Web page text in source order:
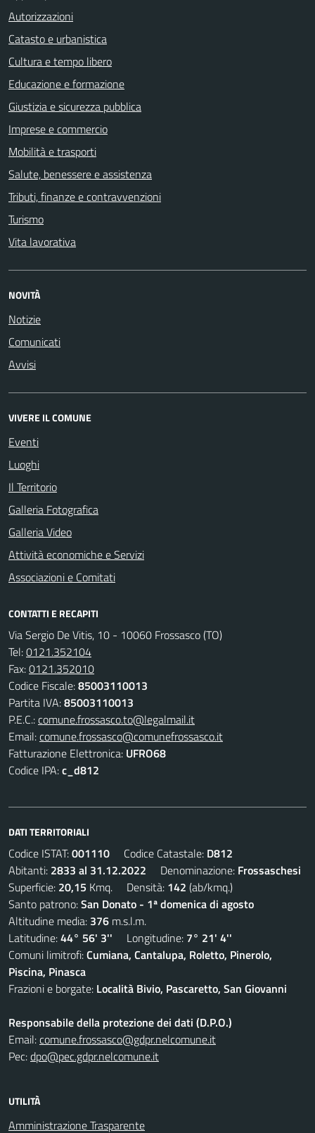
Autorizzazioni
Catasto e urbanistica
Cultura e tempo libero
Educazione e formazione
Giustizia e sicurezza pubblica
Imprese e commercio
Mobilità e trasporti
Salute, benessere e assistenza
Tributi, finanze e contravvenzioni
Turismo
Vita lavorativa
NOVITÀ
Notizie
Comunicati
Avvisi
VIVERE IL COMUNE
Eventi
Luoghi
Il Territorio
Galleria Fotografica
Galleria Video
Attività economiche e Servizi
Associazioni e Comitati
CONTATTI E RECAPITI
Via Sergio De Vitis, 10 - 10060 Frossasco (TO)
Tel:0121.352104
Fax:0121.352010
Codice Fiscale:85003110013
Partita IVA:85003110013
P.E.C.:comune.frossasco.to@legalmail.it
Email:comune.frossasco@comunefrossasco.it
Fatturazione Elettronica: UFRO68
Codice IPA:c_d812
DATI TERRITORIALI
Codice ISTAT:001110 Codice Catastale: D812
Abitanti: 2833 al 31.12.2022 Denominazione: Frossaschesi
Superficie: 20,15 Kmq. Densità: 142 (ab/kmq.)
Santo patrono:San Donato - 1ª domenica di agosto
Altitudine media: 376 m.s.l.m.
Latitudine:44° 56' 3'' Longitudine: 7° 21' 4''
Comuni limitrofi:Cumiana, Cantalupa, Roletto, Pinerolo,
Piscina, Pinasca
Frazioni e borgate: Località Bivio, Pascaretto, San Giovanni
Responsabile della protezione dei dati (D.P.O.)
Email:comune.frossasco@gdpr.nelcomune.it
Pec:dpo@pec.gdpr.nelcomune.it
UTILITÀ
Amministrazione Trasparente